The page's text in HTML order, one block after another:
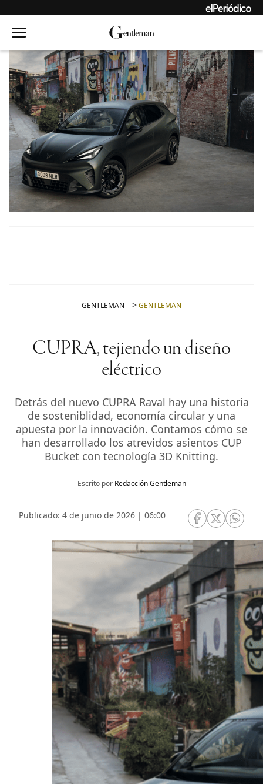
GENTLEMAN - GENTLEMAN
CUPRA, tejiendo un diseño
eléctrico
Detrás del nuevo CUPRA Raval hay una historia
de sosteniblidad, economía circular y una
apuesta por la innovación. Contamos cómo se
han desarrollado los atrevidos asientos CUP
Bucket con tecnología 3D Knitting.
Escrito por Redacción Gentleman
Publicado: 4 de junio de 2026 | 06:00
RRSS Facebook
RRSSRRSS